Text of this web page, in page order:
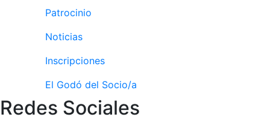
El Godó
Patrocinio
Noticias
Inscripciones
El Godó del Socio/a
Redes Sociales